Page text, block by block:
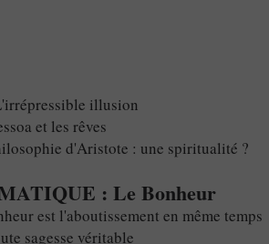
illusion
et les rêves
d'Aristote : une spiritualité ?
: Le Bonheur
est l'aboutissement en même temps
sagesse véritable